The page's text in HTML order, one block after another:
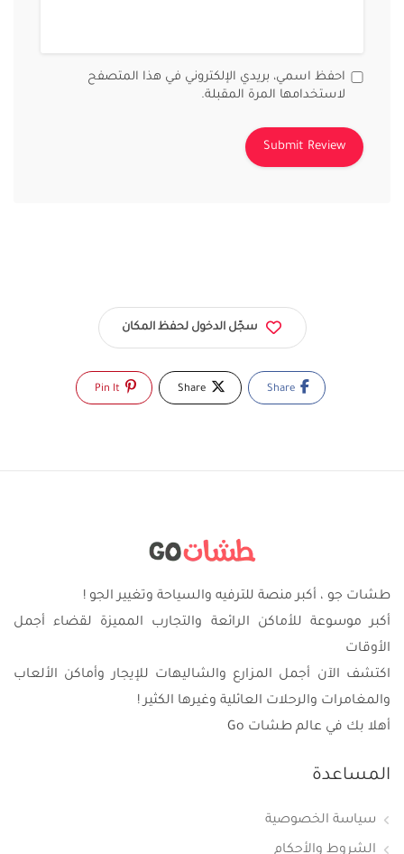
احفظ اسمي، بريدي الإلكتروني في هذا المتصفح
لاستخدامها المرة المقبلة.
سجّل الدخول لحفظ المكان
طشات جو ، أكبر منصة للترفيه والسياحة وتغيير الجو !
أكبر موسوعة للأماكن الرائعة والتجارب المميزة لقضاء أجمل
الأوقات
اكتشف الآن أجمل المزارع والشاليهات للإيجار وأماكن الألعاب
والمغامرات والرحلات العائلية وغيرها الكثير !
أهلا بك في عالم طشات Go
المساعدة
سياسة الخصوصية
الشروط والأحكام